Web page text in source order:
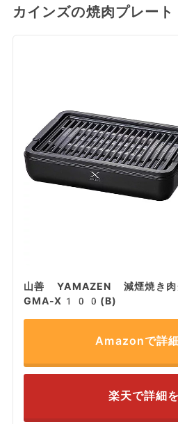
カインズの焼肉プレート
山善 YAMAZEN 減煙焼
GMA-X100(B)
Amazonで詳
楽天で詳細